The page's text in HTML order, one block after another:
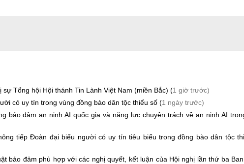
Tổng hội Hội thánh Tin Lành Việt Nam (miền Bắc) (1 giờ trước)
có uy tín trong vùng đồng bào dân tộc thiểu số (1 ngày trước)
bảo đảm an ninh AI quốc gia và năng lực chuyên trách về an ninh AI
tiếp Đoàn đại biểu người có uy tín tiêu biểu trong đồng bào dân tộc
bảo đảm phù hợp với các nghị quyết, kết luận của Hội nghị lần thứ ba